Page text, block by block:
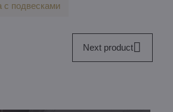
с подвесками
Next product